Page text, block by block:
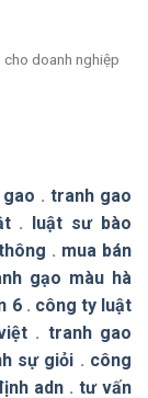
doanh nghiệp
. tranh gao
.
luật sư bào
. mua bán
gạo màu hà
6. công ty luật
. tranh gao
sự giỏi . công
adn. tư vấn